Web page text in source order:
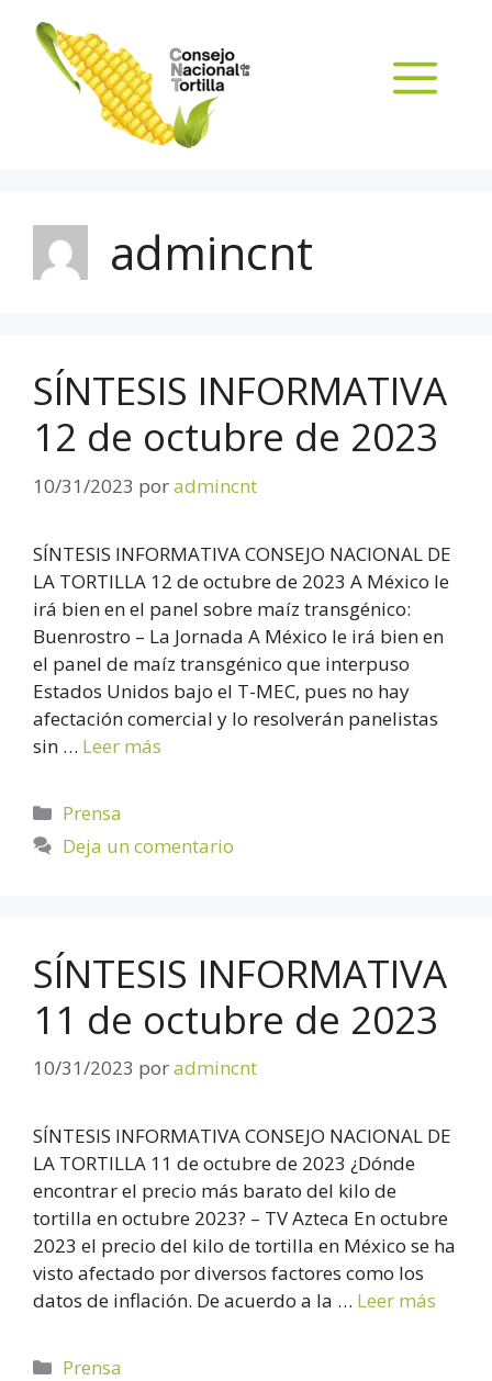
admincnt
SÍNTESIS INFORMATIVA
12 de octubre de 2023
10/31/2023 poradmincnt
SÍNTESIS INFORMATIVA CONSEJO NACIONAL DE
LA TORTILLA 12 de octubre de 2023 A México le
irá bien en el panel sobre maíz transgénico:
Buenrostro – La Jornada A México le irá bien en
el panel de maíz transgénico que interpuso
Estados Unidos bajo el T-MEC, pues no hay
afectación comercial y lo resolverán panelistas
sin … Leer más
Prensa
Deja un comentario
SÍNTESIS INFORMATIVA
11 de octubre de 2023
10/31/2023 poradmincnt
SÍNTESIS INFORMATIVA CONSEJO NACIONAL DE
LA TORTILLA 11 de octubre de 2023 ¿Dónde
encontrar el precio más barato del kilo de
tortilla en octubre 2023? – TV Azteca En octubre
2023 el precio del kilo de tortilla en México se ha
visto afectado por diversos factores como los
datos de inflación. De acuerdo a la … Leer más
Prensa